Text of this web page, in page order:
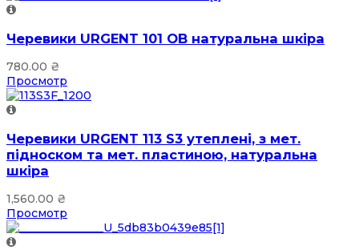
Черевики URGENT 101 OB натуральна шкіра
780.00 ₴
Просмотр
Черевики URGENT 113 S3 утеплені, з мет.
підноском та мет. пластиною, натуральна
шкіра
1,560.00 ₴
Просмотр